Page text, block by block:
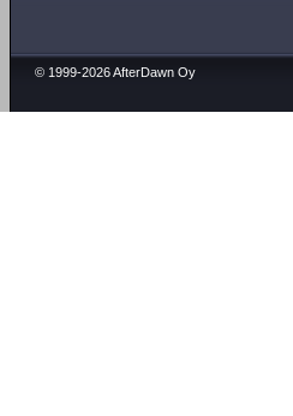
© 1999-2026 AfterDawn Oy